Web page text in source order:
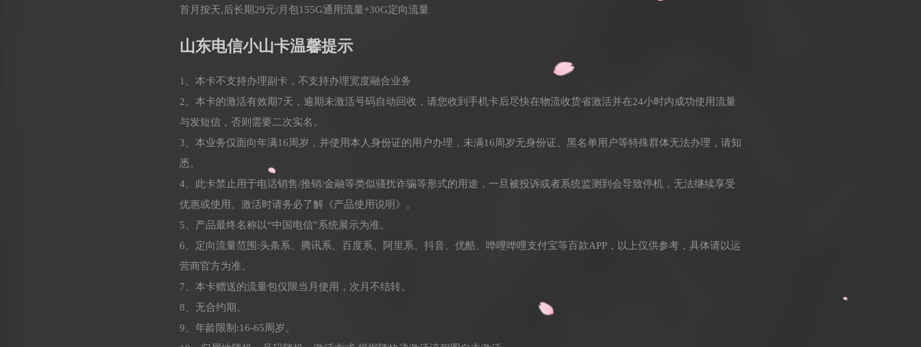
首月按天,后长期29元/月包155G通用流量+30G定向流量
山东电信小山卡温馨提示
1、本卡不支持办理副卡，不支持办理宽度融合业务
2、本卡的激活有效期7天，逾期未激活号码自动回收，请您收到手机卡后尽快在物流收货省激活并在24小时内成功使用流量
与发短信，否则需要二次实名。
3、本业务仅面向年满16周岁，并使用本人身份证的用户办理，未满16周岁无身份证、黑名单用户等特殊群体无法办理，请知
悉。
4、此卡禁止用于电话销售/推销/金融等类似骚扰诈骗等形式的用途，一旦被投诉或者系统监测到会导致停机，无法继续享受
优惠或使用。激活时请务必了解《产品使用说明》。
5、产品最终名称以“中国电信”系统展示为准。
6、定向流量范围:头条系、腾讯系、百度系、阿里系、抖音、优酷、哗哩哗哩支付宝等百款APP，以上仅供参考，具体请以运
营商官方为准。
7、本卡赠送的流量包仅限当月使用，次月不结转。
8、无合约期。
9、年龄限制:16-65周岁。